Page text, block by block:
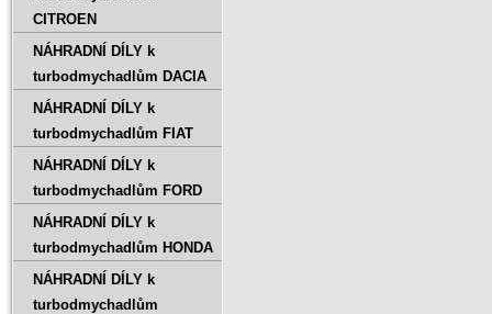
CITROEN
NÁHRADNÍ DÍLY k
turbodmychadlům DACIA
NÁHRADNÍ DÍLY k
turbodmychadlům FIAT
NÁHRADNÍ DÍLY k
turbodmychadlům FORD
NÁHRADNÍ DÍLY k
turbodmychadlům HONDA
NÁHRADNÍ DÍLY k
turbodmychadlům